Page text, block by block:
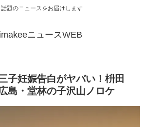
題のニュースをお届けします
ニュースWEB
妊娠告白がヤバい！枡田
島・堂林の子沢山ノロケ